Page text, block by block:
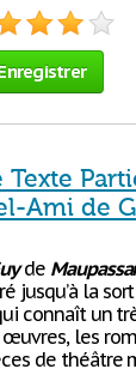
Ami de
de
jusqu’à la
connaît un
les
de théâtre